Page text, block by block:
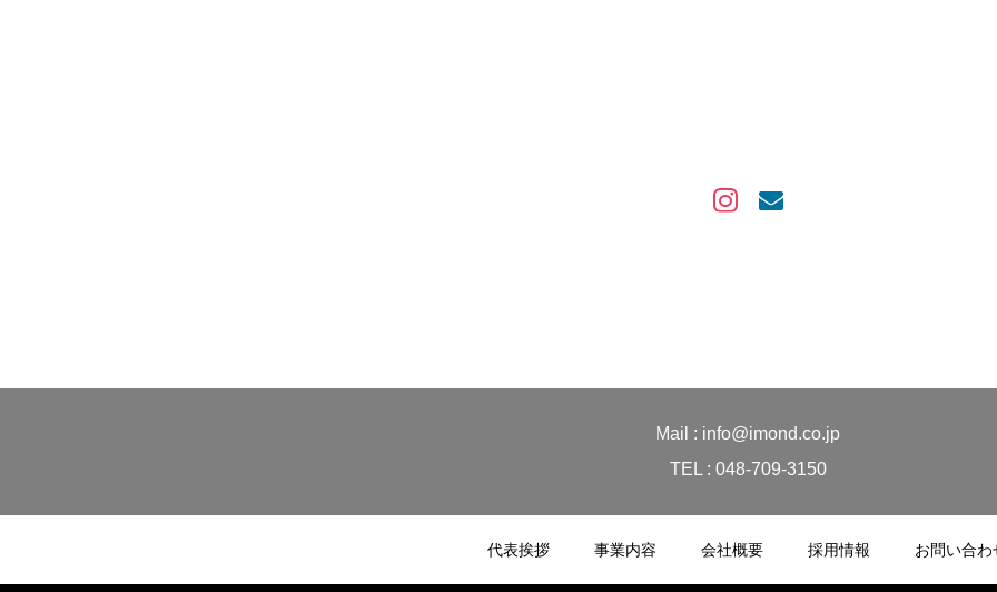
Mail : info@imond.co.jp
TEL : 048-709-3150
代表挨拶 事業内容 会社概要 採用情報 お問い合わ